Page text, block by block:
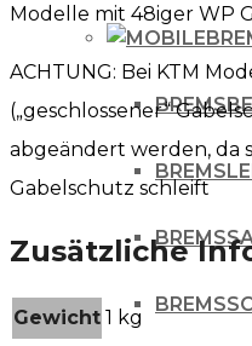
Modelle mit 48iger WP
ACHTUNG: Bei KTM
(„geschlossener“
abgeändert werden, da
Gabelschutz schleift
Zusätzliche
Gewicht 1 kg